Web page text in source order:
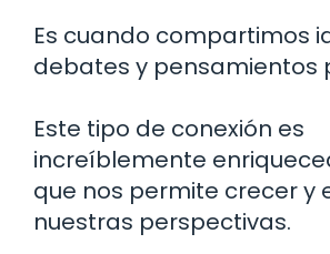
Es cuando compartimos
debates y pensamientos
Este tipo de conexión es
increíblemente
que nos permite crecer y
nuestras perspectivas.